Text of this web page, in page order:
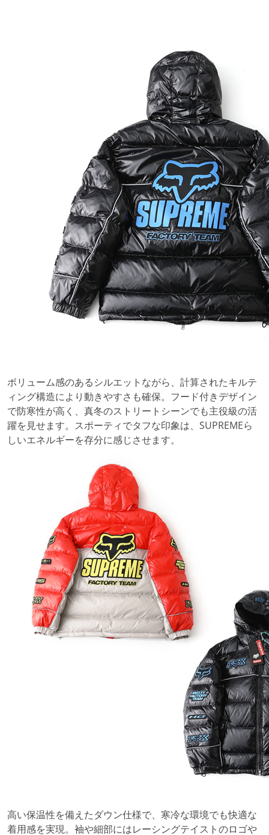
ボリューム感のあるシルエットながら、計算されたキルテ
ィング構造により動きやすさも確保。フード付きデザイン
で防寒性が高く、真冬のストリートシーンでも主役級の活
躍を見せます。スポーティでタフな印象は、SUPREMEら
しいエネルギーを存分に感じさせます。
高い保温性を備えたダウン仕様で、寒冷な環境でも快適な
着用感を実現。袖や細部にはレーシングテイストのロゴや